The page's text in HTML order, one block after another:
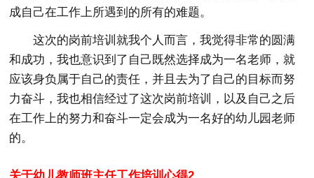
成自己在工作上所遇到的所有的难题。
这次的岗前培训就我个人而言，我觉得非常的圆满
和成功，我也意识到了自己既然选择成为一名老师，就
应该身负属于自己的责任，并且去为了自己的目标而努
力奋斗，我也相信经过了这次岗前培训，以及自己之后
在工作上的努力和奋斗一定会成为一名好的幼儿园老师
的。